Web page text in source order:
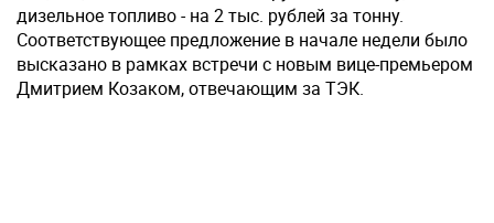
дизельное топливо - на 2 тыс. рублей за тонну.
Соответствующее предложение в начале недели было
высказано в рамках встречи с новым вице-премьером
Дмитрием Козаком, отвечающим за ТЭК.